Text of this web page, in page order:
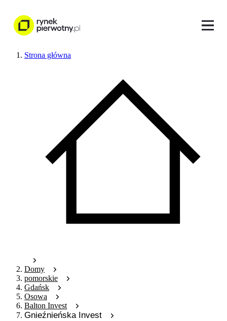
Strona główna
Domy
pomorskie
Gdańsk
Osowa
Balton Invest
Gnieźnieńska Invest